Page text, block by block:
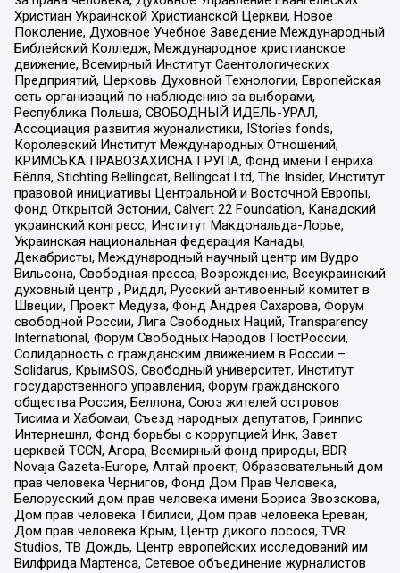
Христиан Украинской Христианской Церкви, Новое
Поколение, Духовное Учебное Заведение Международный
Библейский Колледж, Международное христианское
движение, Всемирный Институт Саентологических
Предприятий, Церковь Духовной Технологии, Европейская
сеть организаций по наблюдению за выборами,
Республика Польша, СВОБОДНЫЙ ИДЕЛЬ-УРАЛ,
Ассоциация развития журналистики, IStories fonds,
Королевский Институт Международных Отношений,
КРИМСЬКА ПРАВОЗАХИСНА ГРУПА, Фонд имени Генриха
Бёлля, Stichting Bellingcat, Bellingcat Ltd, The Insider, Институт
правовой инициативы Центральной и Восточной Европы,
Фонд Открытой Эстонии, Calvert 22 Foundation, Канадский
украинский конгресс, Институт Макдональда-Лорье,
Украинская национальная федерация Канады,
Декабристы, Международный научный центр им Вудро
Вильсона, Свободная пресса, Возрождение, Всеукраинский
духовный центр , Риддл, Русский антивоенный комитет в
Швеции, Проект Медуза, Фонд Андрея Сахарова, Форум
свободной России, Лига Свободных Наций, Transparеncy
International, Форум Свободных Народов ПостРоссии,
Солидарность с гражданским движением в России –
Solidarus, КрымSOS, Свободный университет, Институт
государственного управления, Форум гражданского
общества Россия, Беллона, Союз жителей островов
Тисима и Хабомаи, Съезд народных депутатов, Гринпис
Интернешнл, Фонд борьбы с коррупцией Инк, Завет
церквей TCCN, Агора, Всемирный фонд природы, BDR
Novaja Gazeta-Europe, Алтай проект, Образовательный дом
прав человека Чернигов, Фонд Дом Прав Человека,
Белорусский дом прав человека имени Бориса Звозскова,
Дом прав человека Тбилиси, Дом прав человека Ереван,
Дом прав человека Крым, Центр дикого лосося, TVR
Studios, ТВ Дождь, Центр европейских исследований им
Вилфрида Мартенса, Сетевое объединение журналистов